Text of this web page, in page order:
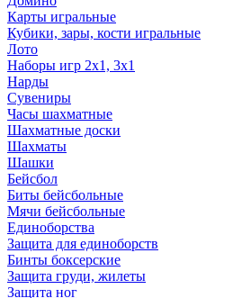
Карты игральные
Кубики, зары, кости игральные
Лото
Наборы игр 2х1, 3х1
Нарды
Сувениры
Часы шахматные
Шахматные доски
Шахматы
Шашки
Бейсбол
Биты бейсбольные
Мячи бейсбольные
Единоборства
Защита для единоборств
Бинты боксерские
Защита груди, жилеты
Защита ног